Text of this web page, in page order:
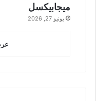
ميجابيكسل
يونيو 27, 2026